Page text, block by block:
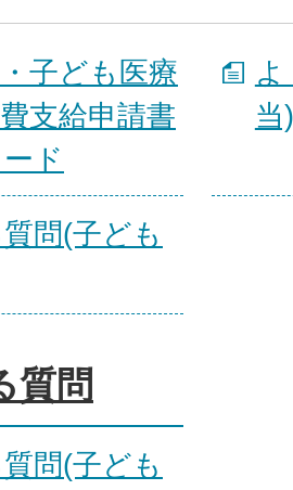
子ども医療
支給申請書
ド
当)
問(子ども
質問
問(子ども